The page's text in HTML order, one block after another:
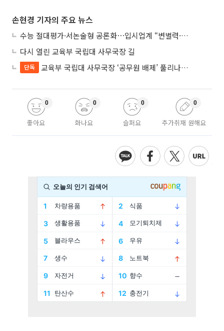
손현경 기자의 주요 뉴스
수능 절대평가·서논술형 공론화⋯입시업계 “변별력·사교육 대책 먼저”
다시 열린 교육부 국립대 사무국장 길
단독 교육부 국립대 사무국장 ‘공무원 배제’ 풀리나…응시자격 다시 열렸다
좋아요
0
화나요
0
슬퍼요
0
추가취재 원해요
0